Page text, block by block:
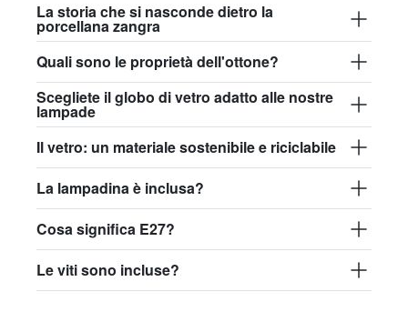
La storia che si nasconde dietro la
porcellana zangra
Quali sono le proprietà dell'ottone?
Scegliete il globo di vetro adatto alle nostre
lampade
Il vetro: un materiale sostenibile e riciclabile
La lampadina è inclusa?
Cosa significa E27?
Le viti sono incluse?